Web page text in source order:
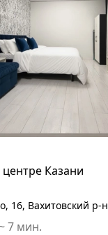
Казани
16, Вахитовский р-н
7 мин.